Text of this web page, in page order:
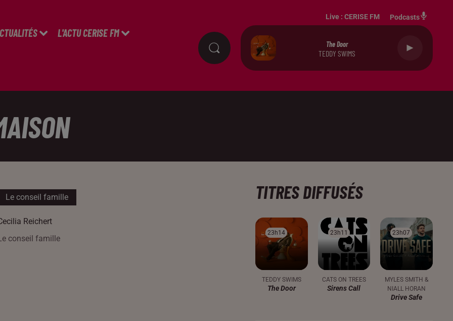
L'ACTU CERISE FM
Live : CERISE FM Podcasts
The Door
TEDDY SWIMS
Le conseil famille
Reichert
conseil famille
TITRES DIFFUSÉS
23h14
23h14
TEDDY SWIMS
The Door
23h11
23h11
CATS ON TREES
Sirens Call
23h07
23h07
MYLES SMITH &
NIALL HORAN
Drive Safe